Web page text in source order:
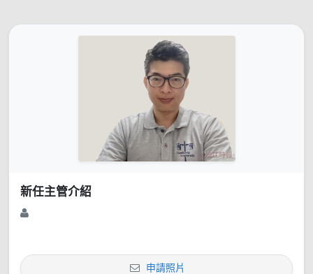
新任主管介紹
申請照片